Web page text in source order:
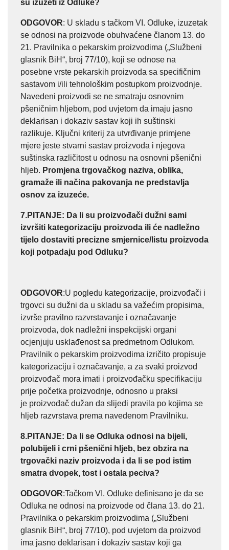
su izuzeti iz Odluke?
ODGOVOR: U skladu s tačkom VI. Odluke, izuzetak
se odnosi na proizvode obuhvaćene članom 13. do
21. Pravilnika o pekarskim proizvodima („Službeni
glasnik BiH“, broj 77/10), koji se odnose na
posebne vrste pekarskih proizvoda sa specifičnim
sastavom i/ili tehnološkim postupkom proizvodnje.
Navedeni proizvodi se ne smatraju osnovnim
pšeničnim hljebom, pod uvjetom da imaju jasno
deklarisan i dokaziv sastav koji ih suštinski
razlikuje. Ključni kriterij za utvrđivanje primjene
mjere jeste stvarni sastav proizvoda i njegova
suštinska različitost u odnosu na osnovni pšenični
hljeb. Promjena trgovačkog naziva, oblika,
gramaže ili načina pakovanja ne predstavlja
osnov za izuzeće.
7.PITANJE: Da li su proizvođači dužni sami
izvršiti kategorizaciju proizvoda ili će nadležno
tijelo dostaviti precizne smjernice/listu proizvoda
koji potpadaju pod Odluku?
ODGOVOR:U pogledu kategorizacije, proizvođači i
trgovci su dužni da u skladu sa važećim propisima,
izvrše pravilno razvrstavanje i označavanje
proizvoda, dok nadležni inspekcijski organi
ocjenjuju usklađenost sa predmetnom Odlukom.
Pravilnik o pekarskim proizvodima izričito propisuje
kategorizaciju i označavanje, a za svaki proizvod
proizvođač mora imati i proizvođačku specifikaciju
prije početka proizvodnje, odnosno u praksi
je proizvođač dužan da slijedi pravila po kojima se
hljeb razvrstava prema navedenom Pravilniku.
8.PITANJE: Da li se Odluka odnosi na bijeli,
polubijeli i crni pšenični hljeb, bez obzira na
trgovački naziv proizvoda i da li se pod istim
smatra dvopek, tost i ostala peciva?
ODGOVOR:Tačkom VI. Odluke definisano je da se
Odluka ne odnosi na proizvode od člana 13. do 21.
Pravilnika o pekarskim proizvodima („Službeni
glasnik BiH“, broj 77/10), pod uvjetom da proizvod
ima jasno deklarisan i dokaziv sastav koji ga